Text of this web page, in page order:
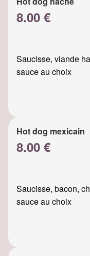
8.00 €
Saucisse, viande
sauce au choix
Hot dog mexicain
8.00 €
Saucisse, bacon,
sauce au choix